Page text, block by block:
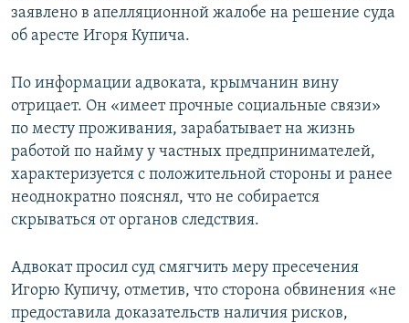
заявлено в апелляционной жалобе на решение суда
об аресте Игоря Купича.
По информации адвоката, крымчанин вину
отрицает. Он «имеет прочные социальные связи»
по месту проживания, зарабатывает на жизнь
работой по найму у частных предпринимателей,
характеризуется с положительной стороны и ранее
неоднократно пояснял, что не собирается
скрываться от органов следствия.
Адвокат просил суд смягчить меру пресечения
Игорю Купичу, отметив, что сторона обвинения «не
предоставила доказательств наличия рисков,